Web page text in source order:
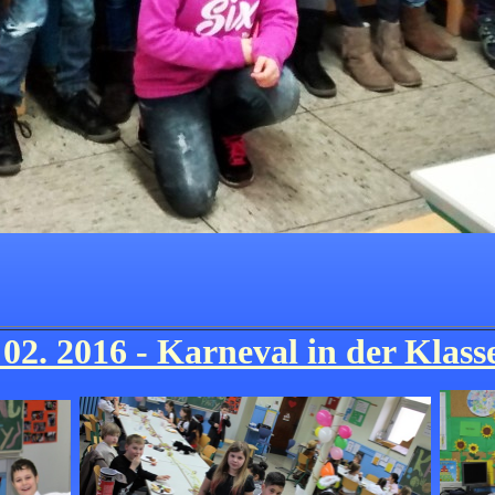
2016 - Karneval in der